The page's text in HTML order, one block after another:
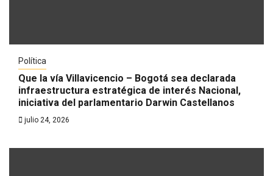
Política
Que la vía Villavicencio – Bogotá sea declarada
infraestructura estratégica de interés Nacional,
iniciativa del parlamentario Darwin Castellanos
julio 24, 2026